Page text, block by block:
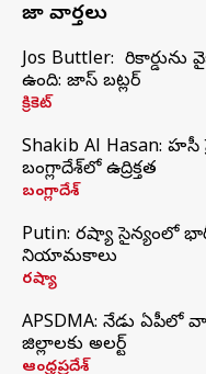
తాజా వార్తలు
Jos Buttler: నా
ఉంది: జాస్ బట్లర్
క్రికెట్
Shakib Al Hasan:
బంగ్లాదేశ్‌లో ఉద్రిక్తత
బంగ్లాదేశ్
Putin: రష్యా సైన్యంలో
నియామకాలు
రష్యా
APSDMA: నేడు
జిల్లాలకు అలర్ట్
ఆంధ్రప్రదేశ్